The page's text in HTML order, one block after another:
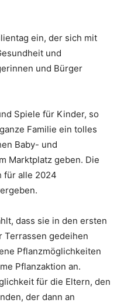
ein, der sich mit
und
und Bürger
Spiele für Kinder, so
Familie ein tolles
Baby- und
Marktplatz geben. Die
für alle 2024
dass sie in den ersten
Terrassen gedeihen
Pflanzmöglichkeiten
Pflanzaktion an.
für die Eltern, den
der dann an